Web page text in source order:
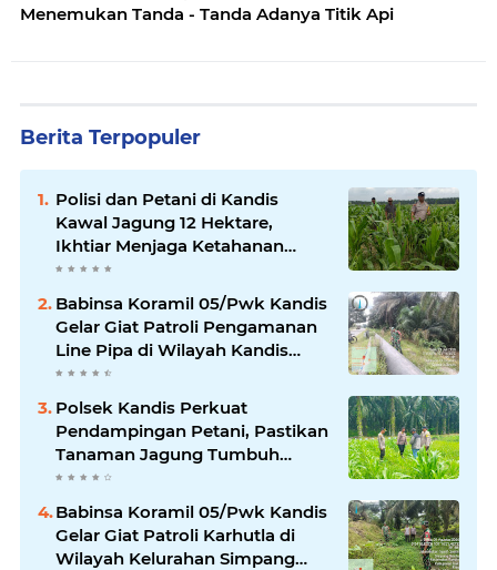
Menemukan Tanda - Tanda Adanya Titik Api
Berita Terpopuler
Polisi dan Petani di Kandis
Kawal Jagung 12 Hektare,
Ikhtiar Menjaga Ketahanan
Pangan
Babinsa Koramil 05/Pwk Kandis
Gelar Giat Patroli Pengamanan
Line Pipa di Wilayah Kandis
Kandis
Polsek Kandis Perkuat
Pendampingan Petani, Pastikan
Tanaman Jagung Tumbuh
Optimal Dukung Swasembada
Pangan Nasional
Babinsa Koramil 05/Pwk Kandis
Gelar Giat Patroli Karhutla di
Wilayah Kelurahan Simpang